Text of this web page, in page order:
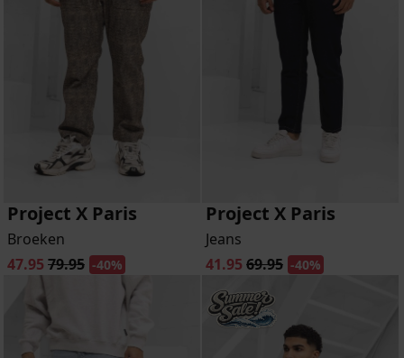
Project X Paris
Broeken
47.95 79.95 -40%
Project X Paris
Jeans
41.95 69.95 -40%